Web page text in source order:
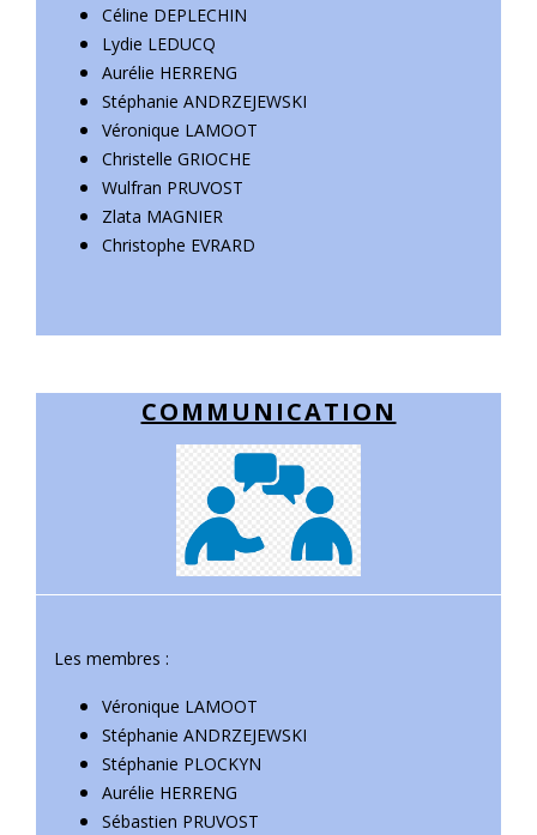
Céline DEPLECHIN
Lydie LEDUCQ
Aurélie HERRENG
Stéphanie ANDRZEJEWSKI
Véronique LAMOOT
Christelle GRIOCHE
Wulfran PRUVOST
Zlata MAGNIER
Christophe EVRARD
COMMUNICATION
Les membres :
Véronique LAMOOT
Stéphanie ANDRZEJEWSKI
Stéphanie PLOCKYN
Aurélie HERRENG
Sébastien PRUVOST